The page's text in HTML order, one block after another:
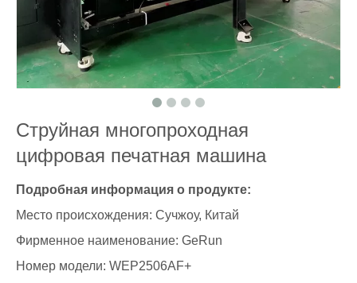
Струйная многопроходная
цифровая печатная машина
Подробная информация о продукте:
Место происхождения: Сучжоу, Китай
Фирменное наименование: GeRun
Номер модели: WEP2506AF+